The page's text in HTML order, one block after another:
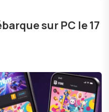
sur PC le 17